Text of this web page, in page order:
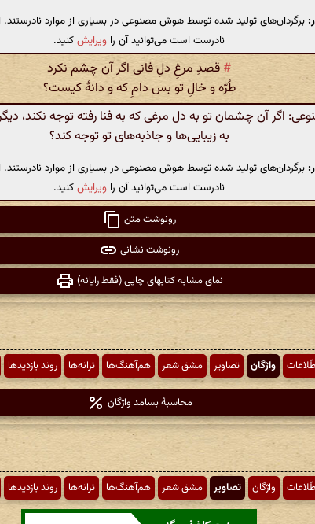
برگردان‌های تولید شده توسط هوش مصنوعی در بسیاری از موارد نادرستند.
نادرست است می‌توانید آن را ویرایشکنید.
# قصدِ مرغِ دلِ فانی اگر آن چشم نکرد
طُرّه و خالِ تو بس دامِ که و دانهٔ کیست؟
اگر آن چشمان تو به دل مرغی که به فنا رفته توجه نکند،
به زیبایی‌ها و جاذبه‌های تو توجه کند؟
برگردان‌های تولید شده توسط هوش مصنوعی در بسیاری از موارد نادرستند.
نادرست است می‌توانید آن را ویرایشکنید.
رونوشت متن
رونوشت نشانی
نمای مشابه کتابهای چاپی (فقط رایانه)
واژگان تصاویر مشق شعر هم‌آهنگ‌ها ترانه‌ها روند بازدیدها
محاسبهٔ بسامد واژگان
واژگان تصاویر مشق شعر هم‌آهنگ‌ها ترانه‌ها روند بازدیدها